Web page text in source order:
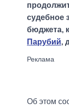
судебное
бюджета,
Парубий,
Об этом